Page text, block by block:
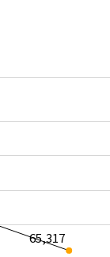
65,317